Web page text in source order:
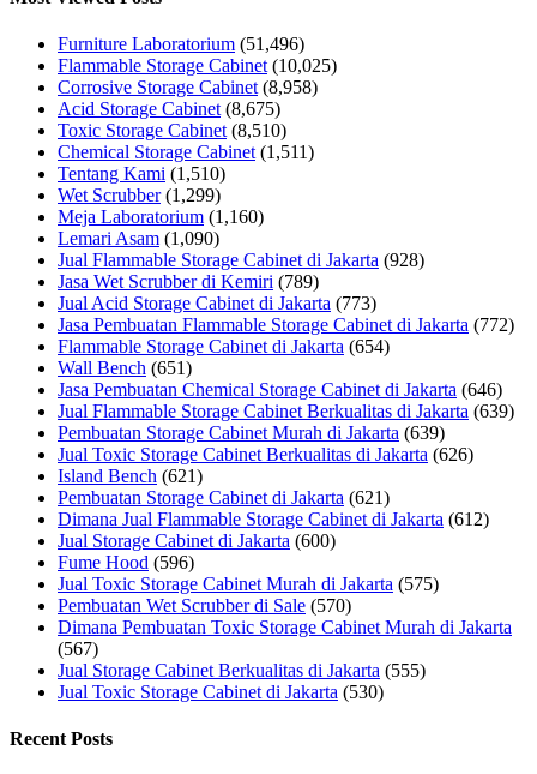
Furniture Laboratorium (51,496)
Flammable Storage Cabinet (10,025)
Corrosive Storage Cabinet (8,958)
Acid Storage Cabinet (8,675)
Toxic Storage Cabinet (8,510)
Chemical Storage Cabinet (1,511)
Tentang Kami (1,510)
Wet Scrubber (1,299)
Meja Laboratorium (1,160)
Lemari Asam (1,090)
Jual Flammable Storage Cabinet di Jakarta (928)
Jasa Wet Scrubber di Kemiri (789)
Jual Acid Storage Cabinet di Jakarta (773)
Jasa Pembuatan Flammable Storage Cabinet di Jakarta (772)
Flammable Storage Cabinet di Jakarta (654)
Wall Bench (651)
Jasa Pembuatan Chemical Storage Cabinet di Jakarta (646)
Jual Flammable Storage Cabinet Berkualitas di Jakarta (639)
Pembuatan Storage Cabinet Murah di Jakarta (639)
Jual Toxic Storage Cabinet Berkualitas di Jakarta (626)
Island Bench (621)
Pembuatan Storage Cabinet di Jakarta (621)
Dimana Jual Flammable Storage Cabinet di Jakarta (612)
Jual Storage Cabinet di Jakarta (600)
Fume Hood (596)
Jual Toxic Storage Cabinet Murah di Jakarta (575)
Pembuatan Wet Scrubber di Sale (570)
Dimana Pembuatan Toxic Storage Cabinet Murah di Jakarta
(567)
Jual Storage Cabinet Berkualitas di Jakarta (555)
Jual Toxic Storage Cabinet di Jakarta (530)
Recent Posts